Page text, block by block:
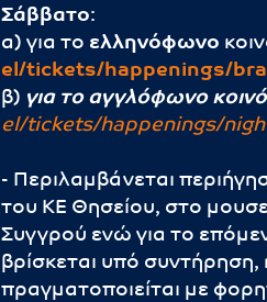
Σάββατο:
α) για το ελληνόφωνο
el/tickets/happenings/
β) για το αγγλόφωνο
el/tickets/happenings/
- Περιλαμβάνεται
του ΚΕ Θησείου, στο
Συγγρού ενώ για το
βρίσκεται υπό
πραγματοποιείται με